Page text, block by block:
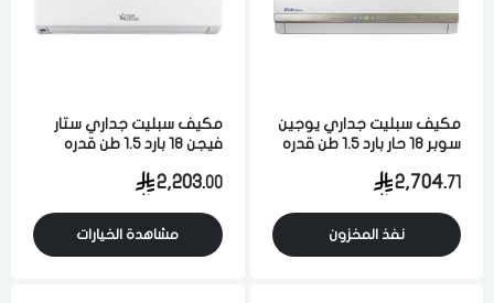
مكيف سبليت جداري يوجين
سوبر 18 حار بارد 1.5 طن قدره
روتاري
2,704.71
نفذ المخزون
مكيف سبليت جداري ستار
فيجن 18 بارد 1.5 طن قدره
روتاري
2,203.00
مشاهدة الخيارات